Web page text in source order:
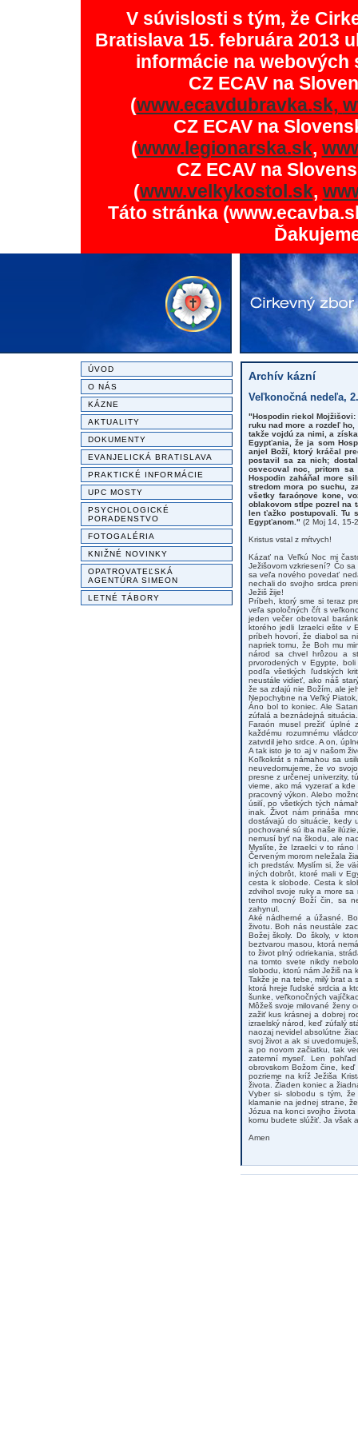
V súvislosti s tým, že
Bratislava 15. februára 2013
informácie na
CZ ECAV na
(www.ecavdubravka.sk,
CZ ECAV na
(www.legionarska.sk,
CZ ECAV na
(www.velkykostol.sk,
Táto stránka
ÚVOD
O NÁS
KÁZNE
AKTUALITY
DOKUMENTY
EVANJELICKÁ BRATISLAVA
PRAKTICKÉ INFORMÁCIE
UPC MOSTY
PSYCHOLOGICKÉ
PORADENSTVO
FOTOGALÉRIA
KNIŽNÉ NOVINKY
OPATROVATEĽSKÁ
AGENTÚRA SIMEON
LETNÉ TÁBORY
Archív kázní
Veľkonočná nedeľa,
"Hospodin riekol
ruku nad more a rozdeľ
takže vojdú za nimi, a
Egypťania, že ja som
anjel Boží, ktorý kráčal
postavil sa za nich;
osvecoval noc, pritom
Hospodin zaháňal more
stredom mora po suchu,
všetky faraónove kone,
oblakovom stĺpe pozrel na
len ťažko postupovali. Tu
Egypťanom." (2 Moj 14, 15-
Kristus vstal z mŕtvych!
Kázať na Veľkú Noc mi
Ježišovom vzkriesení? Čo
sa veľa nového povedať
nechali do svojho srdca
Ježiš žije!
Príbeh, ktorý sme si teraz
veľa spoločných čŕt s
jeden večer obetoval
ktorého jedli Izraelci ešte v
príbeh hovorí, že diabol sa
napriek tomu, že Boh mu
národ sa chvel hrôzou a
prvorodených v Egypte,
podľa všetkých ľudských
neustále vidieť, ako náš
že sa zdajú nie Božím, ale
Nepochybne na Veľký
Áno bol to koniec. Ale
zúfalá a beznádejná
Faraón musel prežiť úplné
každému rozumnému
zatvrdil jeho srdce. A on,
A tak isto je to aj v našom
Koľkokrát s námahou sa
neuvedomujeme, že vo
presne z určenej univerzity,
vieme, ako má vyzerať a
pracovný výkon. Alebo
úsilí, po všetkých tých
inak. Život nám prináša
dostávajú do situácie, kedy
pochované sú iba naše
nemusí byť na škodu, ale
Myslíte, že Izraelci v to ráno
Červeným morom neležala
ich predstáv. Myslím si, že
iných dobrôt, ktoré mali v
cesta k slobode. Cesta k
zdvihol svoje ruky a more
tento mocný Boží čin, sa
zahynul.
Aké nádherné a úžasné.
životu. Boh nás neustále
Božej školy. Do školy, v
beztvarou masou, ktorá
to život plný odriekania,
na tomto svete nikdy
slobodu, ktorú nám Ježiš na
Takže je na tebe, milý brat a
ktorá hreje ľudské srdcia a
šunke, veľkonočných
Môžeš svoje milované ženy
zažiť kus krásnej a dobrej
izraelský národ, keď zúfalý
naozaj nevidel absolútne
svoj život a ak si
a po novom začiatku, tak
zatemní myseľ. Len
obrovskom Božom čine,
pozrieme na kríž Ježiša
života. Žiaden koniec a
Vyber si- slobodu s tým,
klamanie na jednej strane,
Józua na konci svojho
komu budete slúžiť. Ja však
Amen